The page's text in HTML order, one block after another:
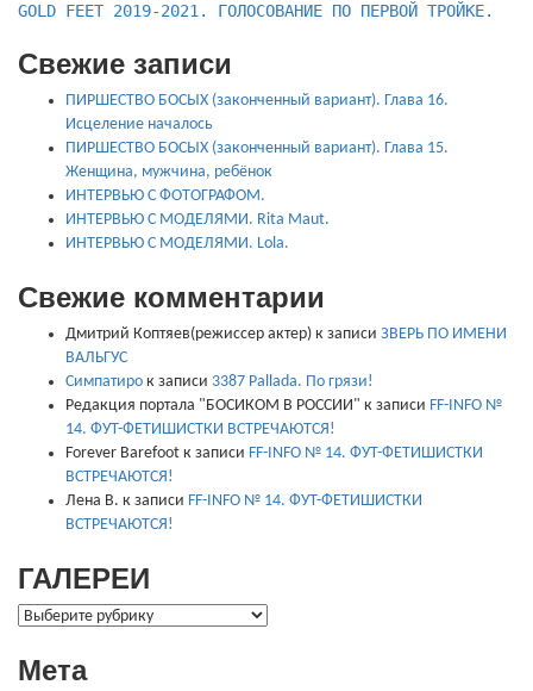
GOLD FEET 2019-2021. ГОЛОСОВАНИЕ ПО ПЕРВОЙ ТРОЙКЕ.
Свежие записи
ПИРШЕСТВО БОСЫХ (законченный вариант). Глава 16.
Исцеление началось
ПИРШЕСТВО БОСЫХ (законченный вариант). Глава 15.
Женщина, мужчина, ребёнок
ИНТЕРВЬЮ С ФОТОГРАФОМ.
ИНТЕРВЬЮ С МОДЕЛЯМИ. Rita Maut.
ИНТЕРВЬЮ С МОДЕЛЯМИ. Lola.
Свежие комментарии
Дмитрий Коптяев(режиссер актер) к записи ЗВЕРЬ ПО ИМЕНИ
ВАЛЬГУС
Симпатиро к записи 3387 Pallada. По грязи!
Редакция портала "БОСИКОМ В РОССИИ" к записи FF-INFO №
14. ФУТ-ФЕТИШИСТКИ ВСТРЕЧАЮТСЯ!
Forever Barefoot к записи FF-INFO № 14. ФУТ-ФЕТИШИСТКИ
ВСТРЕЧАЮТСЯ!
Лена В. к записи FF-INFO № 14. ФУТ-ФЕТИШИСТКИ
ВСТРЕЧАЮТСЯ!
ГАЛЕРЕИ
ГАЛЕРЕИ
Мета